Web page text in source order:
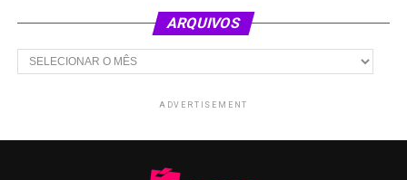
ARQUIVOS
Arquivos
ADVERTISEMENT